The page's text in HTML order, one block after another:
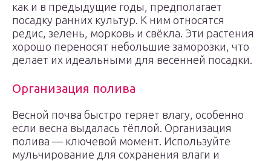
как и в предыдущие годы, предполагает
посадку ранних культур. К ним относятся
редис, зелень, морковь и свёкла. Эти растения
хорошо переносят небольшие заморозки, что
делает их идеальными для весенней посадки.
Организация полива
Весной почва быстро теряет влагу, особенно
если весна выдалась тёплой. Организация
полива — ключевой момент. Используйте
мульчирование для сохранения влаги и